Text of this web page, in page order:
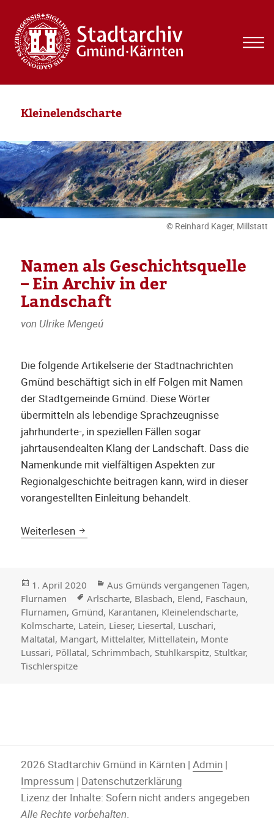
Kleinelendscharte
© Reinhard Kager, Millstatt
Namen als Geschichtsquelle
– Ein Archiv in der
Landschaft
von Ulrike Mengeú
Die folgende Artikelserie der Stadtnachrichten
Gmünd beschäftigt sich in elf Folgen mit Namen
der Stadtgemeinde Gmünd. Diese Wörter
übermitteln als lebendige Sprachzeugnisse
jahrhunderte-, in speziellen Fällen sogar
jahrtausendealten Klang der Landschaft. Dass die
Namenkunde mit vielfältigen Aspekten zur
Regionalgeschichte beitragen kann, wird in dieser
vorangestellten Einleitung behandelt.
Weiterlesen Namen als Geschichtsquelle – Ein Archiv
Veröffentlicht
am
1. April 2020 Kategorien
Aus Gmünds vergangenen Tagen,
Flurnamen
Stichwörter
Arlscharte, Blasbach, Elend, Faschaun,
Flurnamen, Gmünd, Karantanen, Kleinelendscharte,
Kolmscharte, Latein, Lieser, Liesertal, Luschari,
Maltatal, Mangart, Mittelalter, Mittellatein, Monte
Lussari, Pöllatal, Schrimmbach, Stuhlkarspitz, Stultkar,
Tischlerspitze
2026 Stadtarchiv Gmünd in Kärnten |Admin |
Impressum | Datenschutzerklärung
Lizenz der Inhalte: Sofern nicht anders angegeben
Alle Rechte vorbehalten.